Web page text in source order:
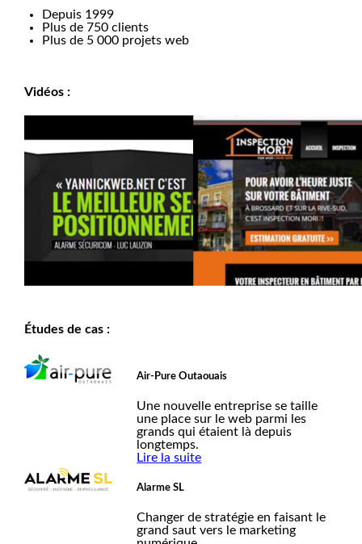
Depuis 1999
Plus de 750 clients
Plus de 5 000 projets web
Vidéos :
Études de cas :
Air-Pure Outaouais
Une nouvelle entreprise se taille
une place sur le web parmi les
grands qui étaient là depuis
longtemps.
Lire la suite
Alarme SL
Changer de stratégie en faisant le
grand saut vers le marketing